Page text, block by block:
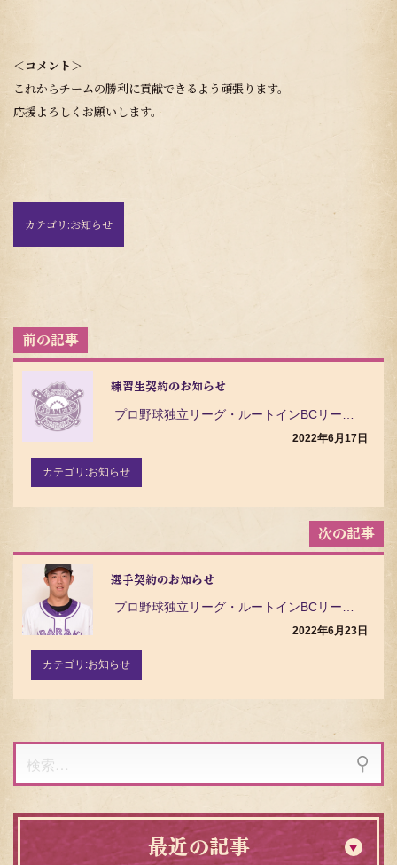
＜コメント＞
これからチームの勝利に貢献できるよう頑張ります。
応援よろしくお願いします。
カテゴリ:お知らせ
投
稿
ナ
練習生契約のお知らせ
2022年6月17日
カテゴリ:お知らせ
選手契約のお知らせ
プロ野球独立リーグ・ルートインBCリーグ（Baseball Challenge League）の茨…
2022年6月23日
カテゴリ:お知らせ
索:
最近の記事